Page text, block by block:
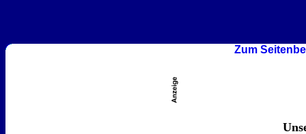
Zum